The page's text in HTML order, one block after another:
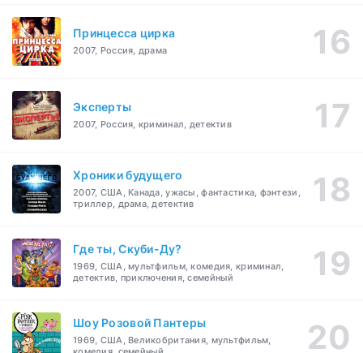
Принцесса цирка
2007, Россия, драма
Эксперты
2007, Россия, криминал, детектив
Хроники будущего
2007, США, Канада, ужасы, фантастика, фэнтези,
триллер, драма, детектив
Где ты, Скуби-Ду?
1969, США, мультфильм, комедия, криминал,
детектив, приключения, семейный
Шоу Розовой Пантеры
1969, США, Великобритания, мультфильм,